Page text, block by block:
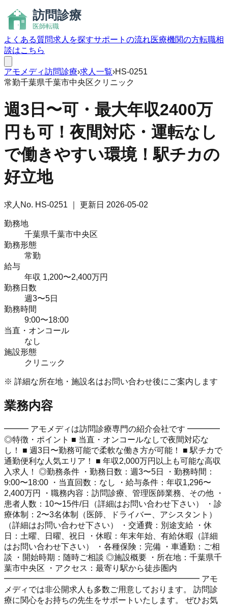
よくある質問求人を探すサポートの流れ医療機関の方転職相
談はこちら
アモメディ訪問診療›求人一覧›HS-0251
常勤千葉県千葉市中央区クリニック
週3日〜可・最大年収2400万
円も可！夜間対応・運転なし
で働きやすい環境！駅チカの
好立地
求人No. HS-0251 ｜ 更新日 2026-05-02
勤務地
千葉県千葉市中央区
勤務形態
常勤
給与
年収 1,200〜2,400万円
勤務日数
週3〜5日
勤務時間
9:00〜18:00
当直・オンコール
なし
施設形態
クリニック
※ 詳細な所在地・施設名はお問い合わせ後にご案内します
業務内容
━━━ アモメディは訪問診療専門の紹介会社です ━━━━
◎特徴・ポイント ■ 当直・オンコールなしで夜間対応な
し！ ■ 週3日〜勤務可能で柔軟な働き方が可能！ ■ 駅チカで
通勤便利な人気エリア！ ■ 年収2,000万円以上も可能な高収
入求人！ ◎勤務条件 ・勤務日数：週3〜5日 ・勤務時間：
9:00〜18:00 ・当直回数：なし ・給与条件：年収1,296〜
2,400万円 ・職務内容：訪問診療、管理医師業務、その他 ・
患者人数：10〜15件/日（詳細はお問い合わせ下さい） ・診
療体制：2〜3名体制（医師、ドライバー、アシスタント）
（詳細はお問い合わせ下さい） ・交通費：別途支給 ・休
日：土曜、日曜、祝日 ・休暇：年末年始、有給休暇（詳細
はお問い合わせ下さい） ・各種保険：完備 ・車通勤：ご相
談 ・開始時期：随時ご相談 ◎施設概要 ・所在地：千葉県千
葉市中央区 ・アクセス：最寄り駅から徒歩圏内
━━━━━━━━━━━━━━━━━━━━━━━━ アモ
メディでは非公開求人も多数ご用意しております。 訪問診
療に関心をお持ちの先生をサポートいたします。 ぜひお気